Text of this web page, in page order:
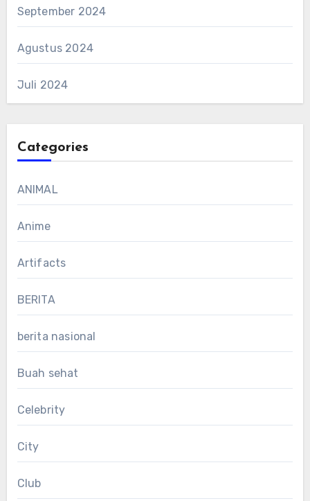
September 2024
Agustus 2024
Juli 2024
Categories
ANIMAL
Anime
Artifacts
BERITA
berita nasional
Buah sehat
Celebrity
City
Club